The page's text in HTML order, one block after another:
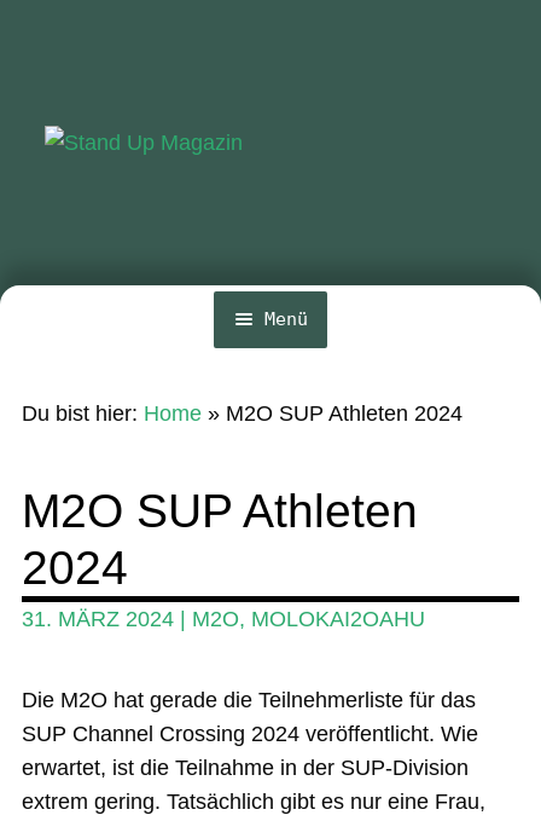
Menü
SUP-Events
Ratgeber
SPOT FINDER
Du bist hier: Home» M2O SUP Athleten 2024
M2O SUP Athleten
2024
31. MÄRZ 2024| M2O, MOLOKAI2OAHU
Die M2O hat gerade die Teilnehmerliste für das
SUP Channel Crossing 2024 veröffentlicht. Wie
erwartet, ist die Teilnahme in der SUP-Division
extrem gering. Tatsächlich gibt es nur eine Frau,